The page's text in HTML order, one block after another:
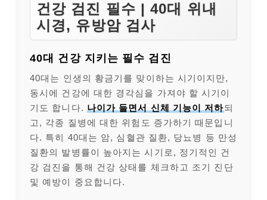
건강 검진 필수 | 40대 위내
시경, 유방암 검사
40대 건강 지키는 필수 검진
40대는 인생의 황금기를 맞이하는 시기이지만,
동시에 건강에 대한 경각심을 가져야 할 시기이
기도 합니다. 나이가 들면서 신체 기능이 저하되
고, 각종 질병에 대한 위험도 증가하기 때문입니
다. 특히 40대는 암, 심혈관 질환, 당뇨병 등 만성
질환의 발병률이 높아지는 시기로, 정기적인 건
강 검진을 통해 건강 상태를 체크하고 조기 진단
및 예방이 중요합니다.